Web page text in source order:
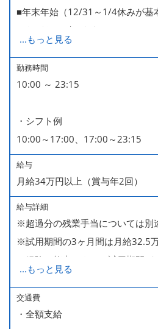
■年末年始（12/31～1/4休みが基
みなどもございます）
■GW・お盆（暦通り）
■有給休暇
■慶弔休暇
率100％ ＊2023～2025年実績）
...もっと見る
勤務時間
10:00 ～ 23:15
・シフト例
10:00～17:00、17:00～23:15
給与
月給34万円以上（賞与年2回）
給与詳細
※超過分の残業手当については別
※試用期間の3ヶ月間は月給32.5万
経験・能力により、試用期間が
す。
※上記月給には、一律支給のみな
分・10万円）を含んでいます。
...もっと見る
交通費
・全額支給